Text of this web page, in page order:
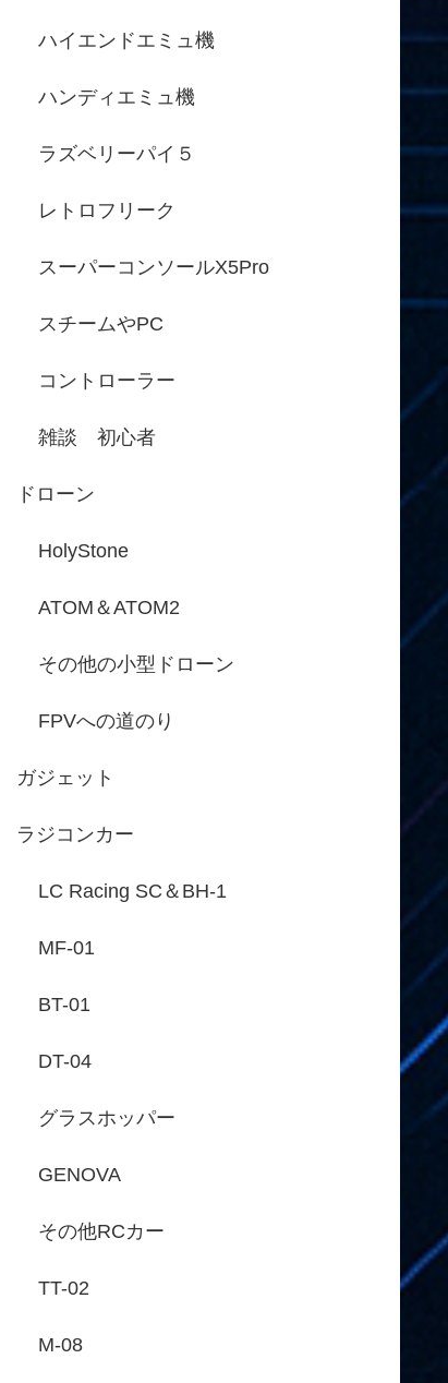
ハイエンドエミュ機
ハンディエミュ機
ラズベリーパイ５
レトロフリーク
スーパーコンソールX5Pro
スチームやPC
コントローラー
雑談 初心者
ドローン
HolyStone
ATOM＆ATOM2
その他の小型ドローン
FPVへの道のり
ガジェット
ラジコンカー
LC Racing SC＆BH-1
MF-01
BT-01
DT-04
グラスホッパー
GENOVA
その他RCカー
TT-02
M-08